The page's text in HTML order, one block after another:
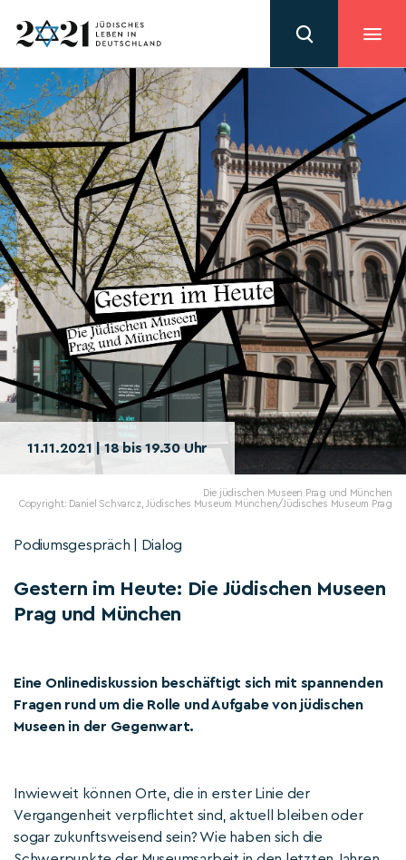
11.11.2021 | 18 bis 19.30 Uhr
Die jüdischen Museen Prag und München
Copyright: Daniel Schvarcz, Jüdisches Museum München/Jüdisches Museum Prag
Podiumsgespräch | Dialog
Gestern im Heute: Die Jüdischen Museen
Prag und München
Eine Onlinediskussion beschäftigt sich mit spannenden
Fragen rund um die Rolle und Aufgabe von jüdischen
Museen in der Gegenwart.
Inwieweit können Orte, die in erster Linie der
Vergangenheit verpflichtet sind, aktuell bleiben oder
sogar zukunftsweisend sein? Wie haben sich die